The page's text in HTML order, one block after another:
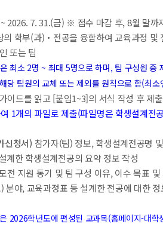
2026. 7. 31.(금) ※ 접수 마감 후, 8월 말까
의 학부(과)‧전공을 융합하여 교육과정 및
또는 팀
최소 2명 ~ 최대 5명으로 하며, 팀 구성원 중
당 팀원의 교체 또는 제외를 원칙으로 함(최소
이드를 읽고 [붙임1~3]의 서식 작성 후
1개의 파일로 제출(파일명은 학생설계전
신청서) 참가자(팀) 정보, 학생설계전공명
계한 학생설계전공의 요약 정보 작성
전 지원 동기 및 팀 구성 이유, 이수 목표
분야, 교육과정표 등 설계한 전공에 대한
2026학년도에 편성된 교과목(홈페이지-대학